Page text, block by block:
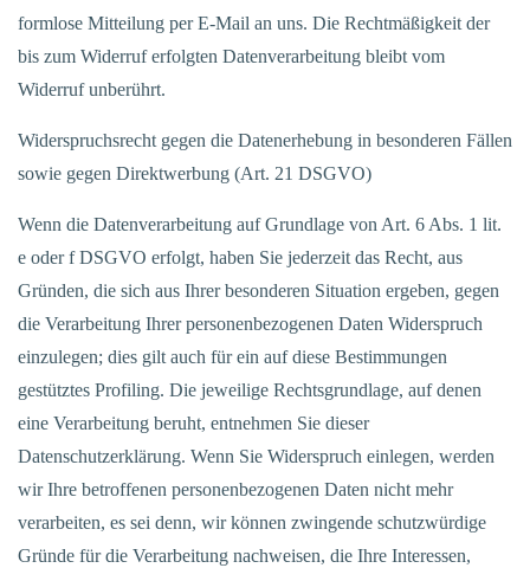
formlose Mitteilung per E-Mail an uns. Die Rechtmäßigkeit der
bis zum Widerruf erfolgten Datenverarbeitung bleibt vom
Widerruf unberührt.
Widerspruchsrecht gegen die Datenerhebung in besonderen Fällen
sowie gegen Direktwerbung (Art. 21 DSGVO)
Wenn die Datenverarbeitung auf Grundlage von Art. 6 Abs. 1 lit.
e oder f DSGVO erfolgt, haben Sie jederzeit das Recht, aus
Gründen, die sich aus Ihrer besonderen Situation ergeben, gegen
die Verarbeitung Ihrer personenbezogenen Daten Widerspruch
einzulegen; dies gilt auch für ein auf diese Bestimmungen
gestütztes Profiling. Die jeweilige Rechtsgrundlage, auf denen
eine Verarbeitung beruht, entnehmen Sie dieser
Datenschutzerklärung. Wenn Sie Widerspruch einlegen, werden
wir Ihre betroffenen personenbezogenen Daten nicht mehr
verarbeiten, es sei denn, wir können zwingende schutzwürdige
Gründe für die Verarbeitung nachweisen, die Ihre Interessen,